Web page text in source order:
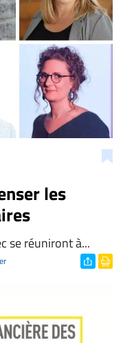
les
se réuniront à...